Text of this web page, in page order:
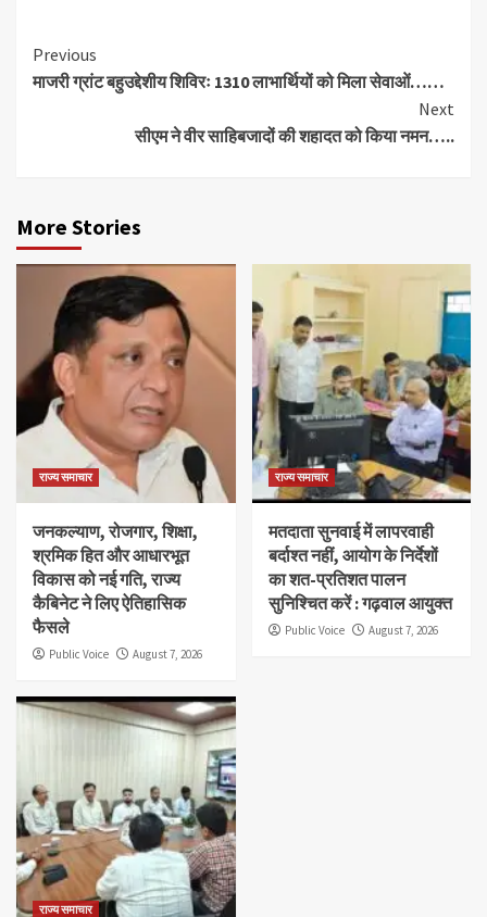
Continue
Reading
Previous
माजरी ग्रांट बहुउद्देशीय शिविरः 1310 लाभार्थियों को मिला सेवाओं……
Next
सीएम ने वीर साहिबजादों की शहादत को किया नमन…..
More Stories
राज्य समाचार
जनकल्याण, रोजगार, शिक्षा,
श्रमिक हित और आधारभूत
विकास को नई गति, राज्य
कैबिनेट ने लिए ऐतिहासिक
फैसले
Public Voice August 7, 2026
राज्य समाचार
मतदाता सुनवाई में लापरवाही
बर्दाश्त नहीं, आयोग के निर्देशों
का शत-प्रतिशत पालन
सुनिश्चित करें : गढ़वाल आयुक्त
Public Voice August 7, 2026
राज्य समाचार